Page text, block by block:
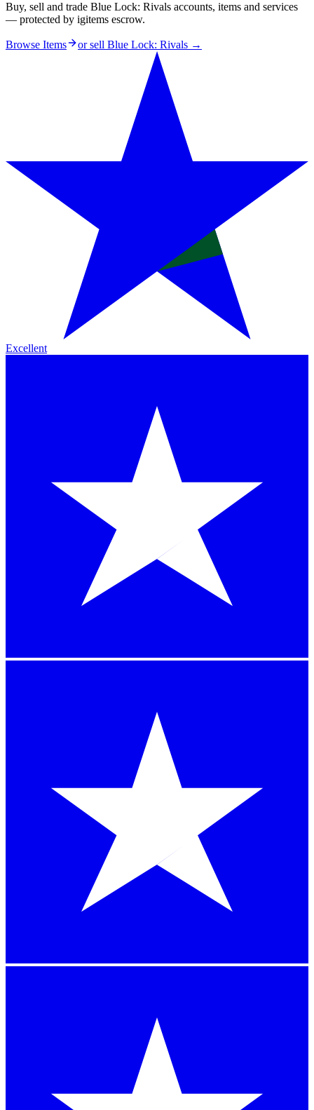
Buy, sell and trade Blue Lock: Rivals accounts, items and services
— protected by igitems escrow.
Browse Items or sell Blue Lock: Rivals →
Excellent